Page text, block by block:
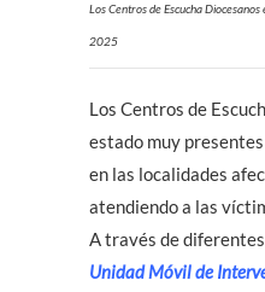
Los Centros de Escucha
2025
Los Centros de
estado muy
en las localidades
atendiendo a las
A través de
Unidad Móvil de